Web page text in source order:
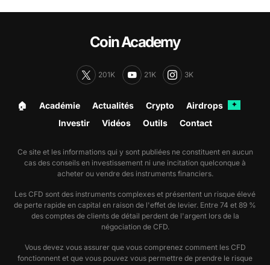
Coin Academy
201K 21K 3K
🏠︎ Académie Actualités Crypto Airdrops ✦
Investir Vidéos Outils Contact
Ce site et les informations qui y sont publiées ne constituent en aucun
cas des conseils en investissement ni une incitation quelconque à
acheter ou vendre des instruments financiers.
Les CFD sont des instruments complexes et présentent un risque élevé
de perte rapide en capital en raison de l'effet de levier. Entre 74 et 89 %
des comptes de clients de détail perdent de l'argent lors de la
négociation de CFD.
Vous devez vous assurer que vous comprenez comment les CFD
fonctionnent et que vous pouvez vous permettre de prendre le risque